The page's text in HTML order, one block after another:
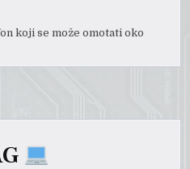
koji se može omotati oko